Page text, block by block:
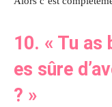
10. « Tu as
es sûre
? »